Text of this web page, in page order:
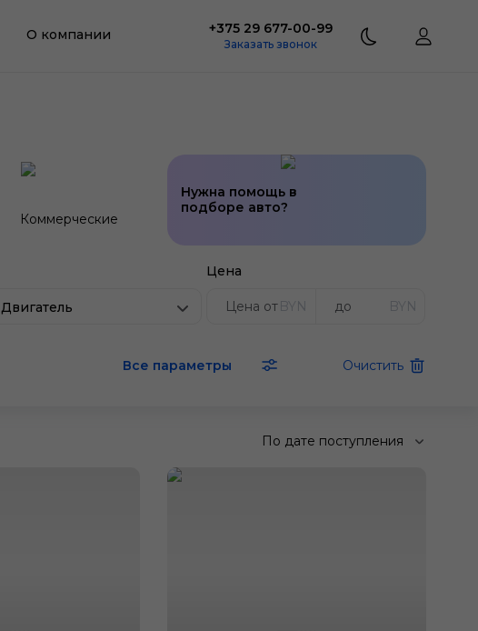
О компании +375 29 677-00-99
Заказать звонок
Коммерческие
Нужна помощь в
подборе авто?
Двигатель
Цена
BYN BYN
Все параметры Очистить
По дате поступления